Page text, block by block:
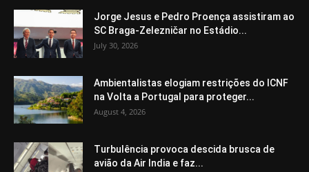
Jorge Jesus e Pedro Proença assistiram ao
SC Braga-Zelezničar no Estádio...
July 30, 2026
Ambientalistas elogiam restrições do ICNF
na Volta a Portugal para proteger...
August 4, 2026
Turbulência provoca descida brusca de
avião da Air India e faz...